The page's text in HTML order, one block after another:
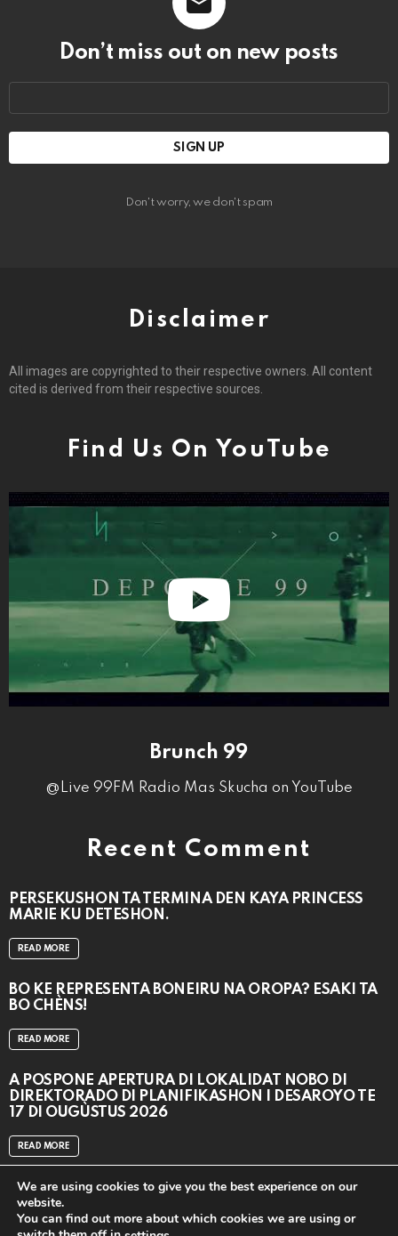
Don’t miss out on new posts
Don't worry, we don't spam
Disclaimer
All images are copyrighted to their respective owners. All content
cited is derived from their respective sources.
Find Us On YouTube
Brunch 99
@Live 99FM Radio Mas Skucha on YouTube
Recent Comment
PERSEKUSHON TA TERMINA DEN KAYA PRINCESS
MARIE KU DETESHON.
READ MORE
BO KE REPRESENTÁ BONEIRU NA OROPA? ESAKI TA
BO CHÈNS!
READ MORE
A POSPONÉ APERTURA DI LOKALIDAT NOBO DI
DIREKTORADO DI PLANIFIKASHON I DESAROYO TE
17 DI OUGÙSTUS 2026
READ MORE
We are using cookies to give you the best experience on our
website.
You can find out more about which cookies we are using or